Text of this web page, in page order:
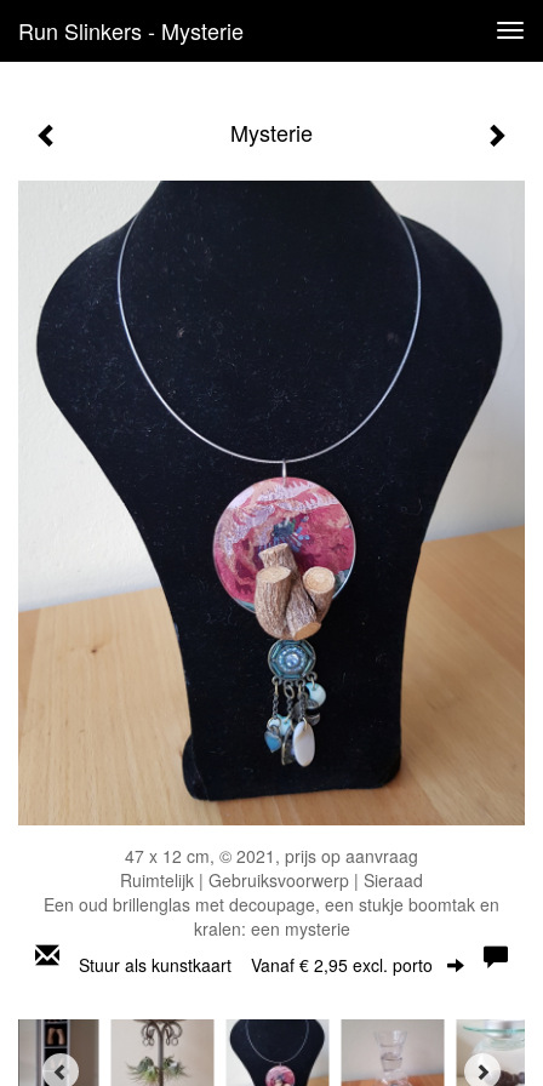
Run Slinkers - Mysterie
Mysterie
47 x 12 cm, © 2021, prijs op aanvraag
Ruimtelijk | Gebruiksvoorwerp | Sieraad
Een oud brillenglas met decoupage, een stukje boomtak en
kralen: een mysterie
Stuur als kunstkaart Vanaf € 2,95 excl. porto